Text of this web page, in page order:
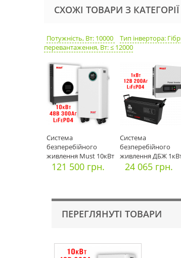
СХОЖІ ТОВАРИ З
Потужність, Вт: 10000 Тип інвертора:
перевантаження, Вт: ≤ 12000
Система
безперебійного
живлення Must 10кВт
MPPT + Must АКБ 4
121 500 грн.
Система
безперебійного
живлення ДБЖ
200Аг LiFePO4
24 065 грн.
ПЕРЕГЛЯНУТІ ТОВАРИ